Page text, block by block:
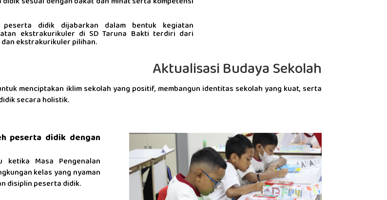
peserta didik dijabarkan dalam bentuk kegiatan
ekstrakurikuler di SD Taruna Bakti terdiri dari
ekstrakurikuler pilihan.
Aktualisasi Budaya Sekolah
menciptakan iklim sekolah yang positif, membangun identitas sekolah yang kuat, serta
secara holistik.
peserta didik dengan
Masa Pengenalan
kelas yang nyaman
disiplin peserta didik.